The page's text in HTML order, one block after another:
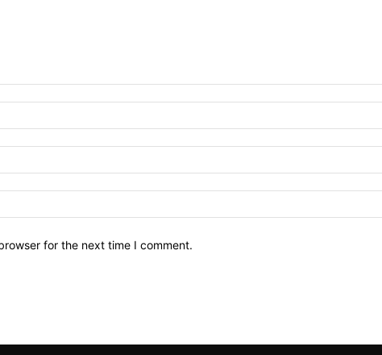
for the next time I comment.